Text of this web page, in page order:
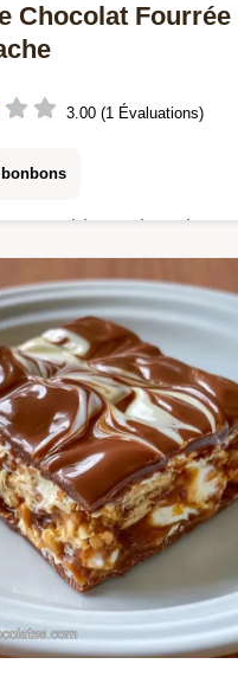
Chocolat Fourrée
3.00 (1 Évaluations)
tablette chocolat
un cœur croquant.
tablette chocolat Dubaï
notre tableau des
Prêt en 2h25.